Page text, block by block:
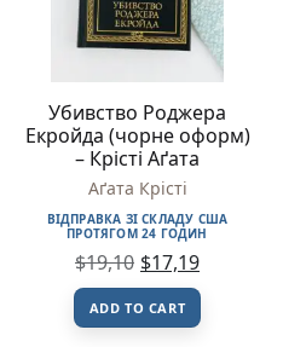
Убивство Роджера
Екройда (чорне оформ)
– Крісті Аґата
Аґата Крісті
ВІДПРАВКА ЗІ СКЛАДУ США
ПРОТЯГОМ 24 ГОДИН
$19,10 $17,19
ADD TO CART